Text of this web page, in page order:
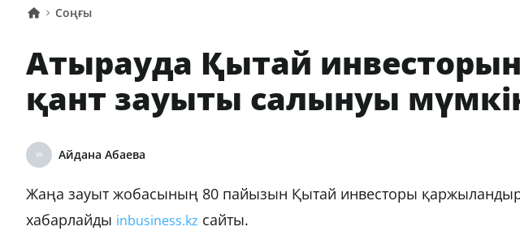
Соңғы
Атырауда Қытай
қант зауыты салынуы
Айдана Абаева
Жаңа зауыт жобасының 80 пайызын Қытай инвесторы
хабарлайды inbusiness.kz сайты.